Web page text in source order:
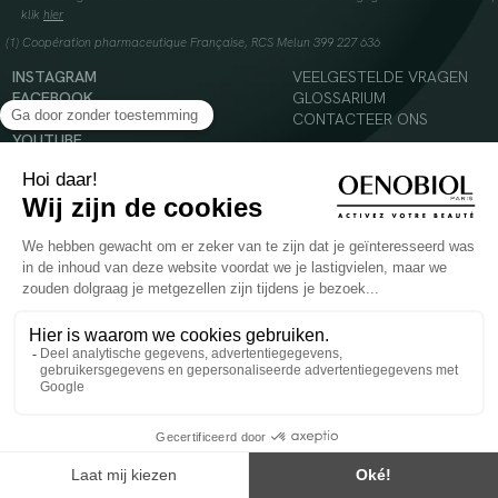
klik hier
(1) Coopération pharmaceutique Française, RCS Melun 399 227 636
INSTAGRAM
FACEBOOK
TIKTOK
YOUTUBE
VEELGESTELDE VRAGEN
GLOSSARIUM
CONTACTEER ONS
Voedingssupplement dat moet worden geconsumeerd als onderdeel van een gevarieerde,
evenwichtige voeding en een gezonde levensstijl. Aanbevolen dagelijkse dosis niet
overschrijden. Enkel voor volwassenen, buiten het bereik van kinderen houden.